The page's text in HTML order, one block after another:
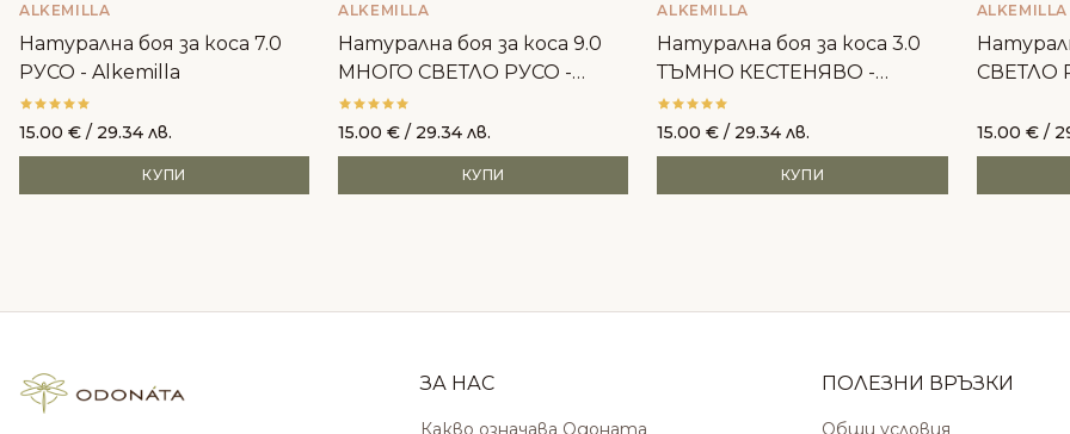
ALKEMILLA
Натурална боя за коса 7.0
РУСО - Alkemilla
15.00 € / 29.34 лв.
КУПИ
ALKEMILLA
Натурална боя за коса 9.0
МНОГО СВЕТЛО РУСО -
Alkemilla
15.00€ / 29.34 лв.
КУПИ
ALKEMILLA
Натурална боя за коса 3.0
ТЪМНО КЕСТЕНЯВО -
Alkemilla
15.00€ / 29.34 лв.
КУПИ
ALKEMILLA
СВЕТЛО
15.00 €/
ЗА НАС
Какво означава Одоната
ПОЛЕЗНИ ВРЪЗКИ
Общи условия